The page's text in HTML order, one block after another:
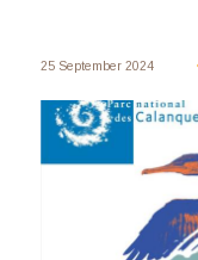
25 September 2024